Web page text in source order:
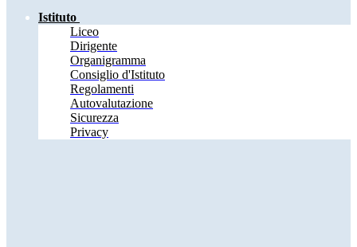
Istituto
Liceo
Dirigente
Organigramma
Consiglio d'Istituto
Regolamenti
Autovalutazione
Sicurezza
Privacy